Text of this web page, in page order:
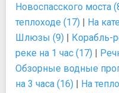
Новоспасского моста
теплоходе (17) | На
Шлюзы (9) | Корабль-
реке на 1 час (17) |
Обзорные водные
на 3 часа (16) | На